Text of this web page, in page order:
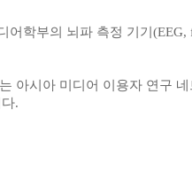
어학부의 뇌파 측정 기기 (EEG,
아시아 미디어 이용자 연구
.